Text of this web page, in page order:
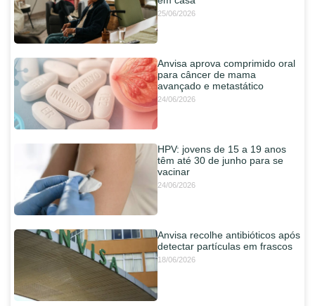
25/06/2026
Anvisa aprova comprimido oral
para câncer de mama
avançado e metastático
24/06/2026
HPV: jovens de 15 a 19 anos
têm até 30 de junho para se
vacinar
24/06/2026
Anvisa recolhe antibióticos após
detectar partículas em frascos
18/06/2026